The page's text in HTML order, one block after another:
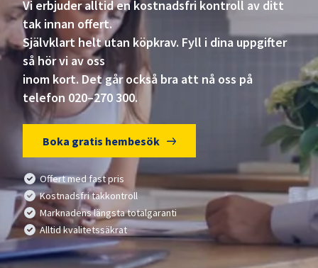
Vi erbjuder alltid en kostnadsfri kontroll av ditt
tak innan offert.
Självklart helt utan köpkrav. Fyll i dina uppgifter
så hör vi av oss
inom kort. Det går också bra att nå oss på
telefon 020–270 300.
Boka gratis hembesök
Offert med fast pris
Kostnadsfri takkontroll
Marknadens längsta totalgaranti
Alltid kvalitetssäkrat